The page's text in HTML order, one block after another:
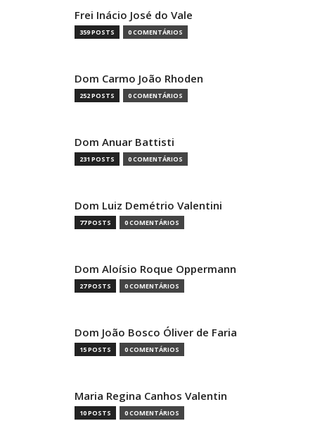
Frei Inácio José do Vale
359 POSTS 0 COMENTÁRIOS
Dom Carmo João Rhoden
252 POSTS 0 COMENTÁRIOS
Dom Anuar Battisti
231 POSTS 0 COMENTÁRIOS
Dom Luiz Demétrio Valentini
77 POSTS 0 COMENTÁRIOS
Dom Aloísio Roque Oppermann
27 POSTS 0 COMENTÁRIOS
Dom João Bosco Óliver de Faria
15 POSTS 0 COMENTÁRIOS
Maria Regina Canhos Valentin
10 POSTS 0 COMENTÁRIOS